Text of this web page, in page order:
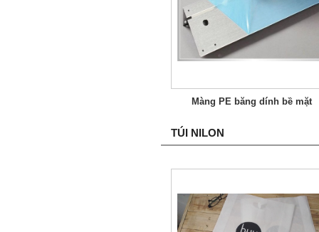
Màng PE băng dính bề mặt
TÚI NILON